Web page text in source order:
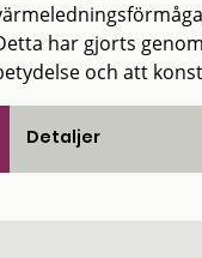
har gjorts
och att
Detaljer